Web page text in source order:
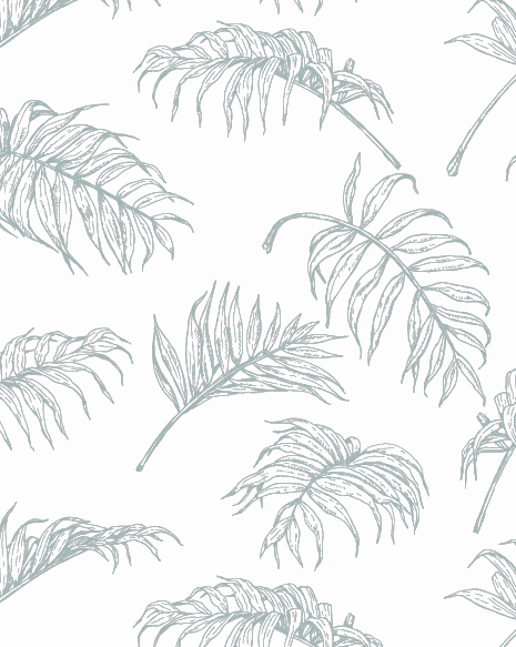
BRULO (UK) - King For A Day NEIPA - (Sans Alcool) - 0,5% - Canette 33cl
BRULO (UK) - King For A Day NEIPA - (Sans Alcool) - 0,5% - Canette 33cl
Achat immédiat